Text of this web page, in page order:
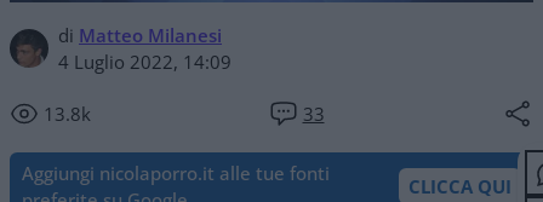
di Matteo Milanesi
4 Luglio 2022, 14:09
13.8k 33
Aggiungi nicolaporro.it alle tue fonti
CLICCA QUI